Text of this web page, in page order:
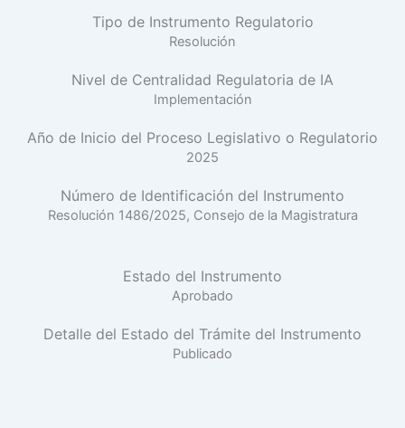
Tipo de Instrumento Regulatorio
Resolución
Nivel de Centralidad Regulatoria de IA
Implementación
Año de Inicio del Proceso Legislativo o Regulatorio
2025
Número de Identificación del Instrumento
Resolución 1486/2025, Consejo de la Magistratura
Estado del Instrumento
Aprobado
Detalle del Estado del Trámite del Instrumento
Publicado